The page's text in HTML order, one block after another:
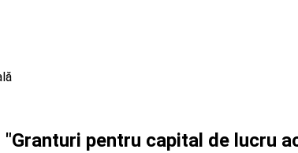
pentru capital de lucru